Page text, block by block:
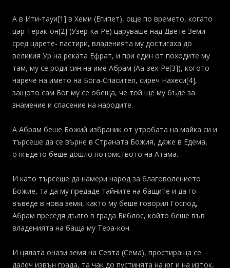
А в Ити-тауи[1] в Хеми (Египет), още по времето, когато
цар Терак-он[2] (Узер-ка-Ре) царуваше над Двете Земи
сред царете- пастири, владенията му достигаха до
великия Ур на реката Ефрат, и при един от походите му
там, му се роди син на име Абрам (Аа-зех-Ре[3]), когото
нарече на името на Бога-Спасител, сиреч Нахеси[4],
защото сам Бог му се обеща, че той ще му бъде за
знамение и спасение на народите.
А Абрам беше Божий избраник от утробата на майка си и
тър­сеше да се върне в Страната Божия, даже в Едема,
откъдето беше дошло потомството на Атама.
И като търсеше да намери народ за благоволението
Божие, та да му предаде тайните на бащите и да го
въведе в нова земя, както му беше говорил Господ,
Абрам преседя дълго в града Библос, който беше във
владенията на баща му Тера-кон.
И цялата онази земя на Севта (Сема), простираща се
далеч из­вън града, та чак до пустинята на юг и на изток,